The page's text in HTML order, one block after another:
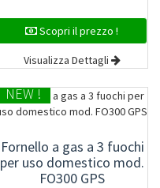
Scopri il prezzo !
Visualizza Dettagli
NEW !
Fornello a gas a 3 fuochi
per uso domestico mod.
FO300 GPS